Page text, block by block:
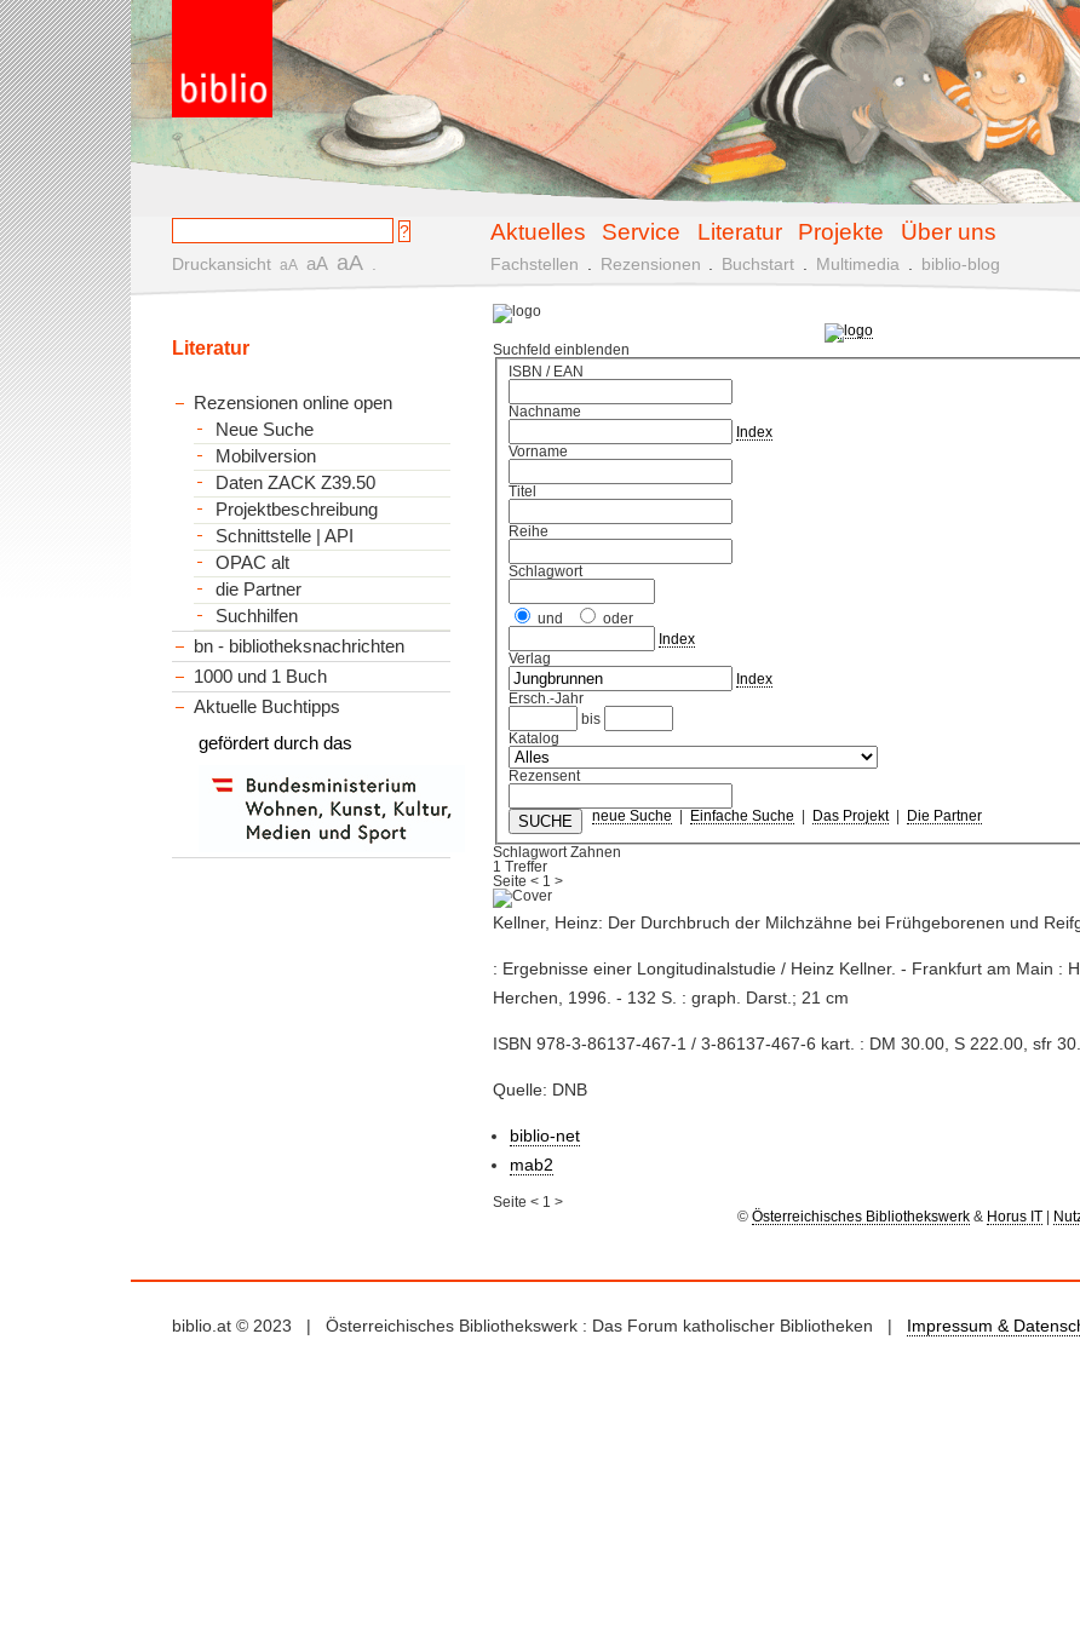
Aktuelles Service Literatur Projekte Über uns
Druckansicht aA aA aA Fachstellen Rezensionen Buchstart Multimedia biblio-blog
Suchfeld einblenden
ISBN / EAN
Nachname
Index
Vorname
Titel
Reihe
Schlagwort
und
oder
Index
Verlag
Index
Ersch.-Jahr
bis
Katalog
Rezensent
neue Suche Einfache Suche Das Projekt| Die Partner
Schlagwort Zahnen
1 Treffer
Seite< 1 >
Kellner, Heinz: Der Durchbruch der Milchzähne bei Frühgeborenen und
: Ergebnisse einer Longitudinalstudie / Heinz Kellner. - Frankfurt am Main :
Herchen, 1996. - 132 S. : graph. Darst.; 21 cm
ISBN 978-3-86137-467-1 / 3-86137-467-6 kart. : DM 30.00, S 222.00, sfr
Quelle: DNB
biblio-net
mab2
Seite< 1 >
© Österreichisches Bibliothekswerk& Horus IT
Literatur
Rezensionen online open
Neue Suche
Mobilversion
Daten ZACK Z39.50
Projektbeschreibung
Schnittstelle | API
OPAC alt
die Partner
Suchhilfen
bn - bibliotheksnachrichten
1000 und 1 Buch
Aktuelle Buchtipps
gefördert durch das
biblio.at © 2023 | Österreichisches Bibliothekswerk : Das Forum katholischer Bibliotheken | Impressum &